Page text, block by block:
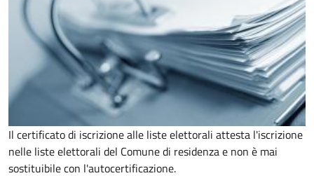
Il certificato di iscrizione alle liste elettorali attesta l'iscrizione
nelle liste elettorali del Comune di residenza e non è mai
sostituibile con l'autocertificazione.